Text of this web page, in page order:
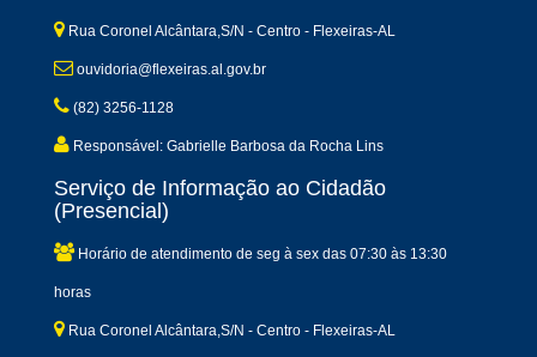
Rua Coronel Alcântara,S/N - Centro - Flexeiras-AL
ouvidoria@flexeiras.al.gov.br
(82) 3256-1128
Responsável: Gabrielle Barbosa da Rocha Lins
Serviço de Informação ao Cidadão
(Presencial)
Horário de atendimento de seg à sex das 07:30 às 13:30
horas
Rua Coronel Alcântara,S/N - Centro - Flexeiras-AL